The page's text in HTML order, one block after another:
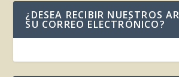
¿DESEA RECIBIR NUESTROS
SU CORREO ELECTRÓNICO?